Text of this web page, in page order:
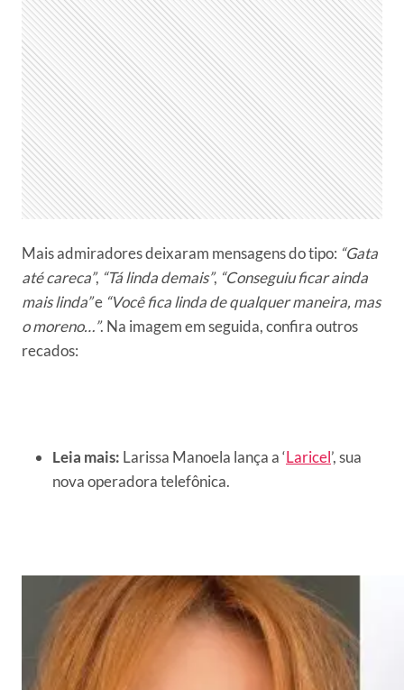
Mais admiradores deixaram mensagens do tipo: “Gata
até careca”, “Tá linda demais”, “Conseguiu ficar ainda
mais linda”e “Você fica linda de qualquer maneira, mas
o moreno…”. Na imagem em seguida, confira outros
recados:
Leia mais: Larissa Manoela lança a ‘Laricel’, sua
nova operadora telefônica.